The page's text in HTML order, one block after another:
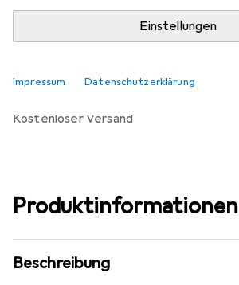
Einstellungen
Impressum Datenschutzerklärung
In den Warenkorb
Vergleichen
kostenloser Versand
Produktinformationen
Beschreibung